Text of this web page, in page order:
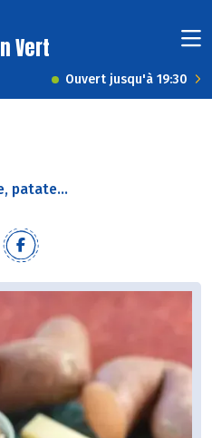
Vert
Ouvert jusqu'à 19:30
patate...